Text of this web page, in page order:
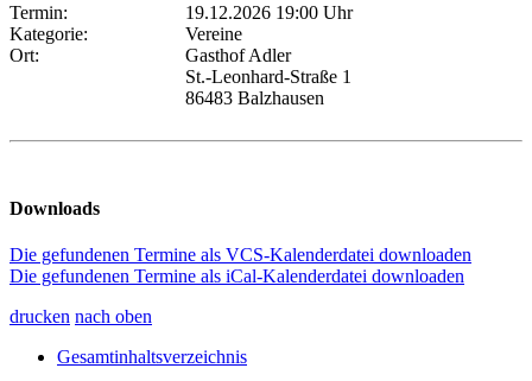
Termin:
19.12.2026 19:00 Uhr
Kategorie:
Vereine
Ort:
Gasthof Adler
St.-Leonhard-Straße 1
86483 Balzhausen
Downloads
Die gefundenen Termine als VCS-Kalenderdatei downloaden
Die gefundenen Termine als iCal-Kalenderdatei downloaden
drucken nach oben
Gesamtinhaltsverzeichnis